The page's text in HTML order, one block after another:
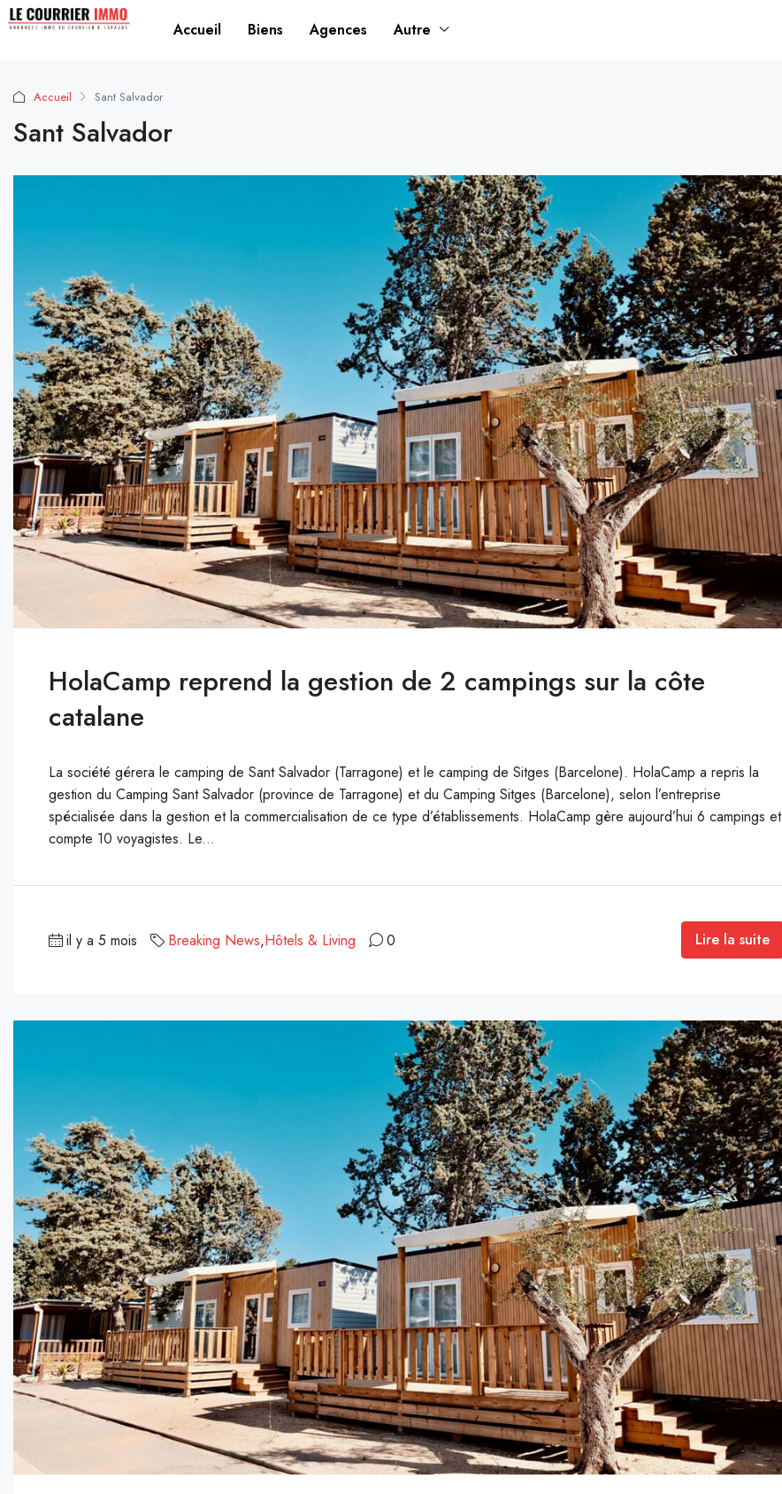
Accueil Biens Agences Autre
Accueil Sant Salvador
Sant Salvador
HolaCamp reprend la gestion de 2 campings sur la côte
catalane
La société gérera le camping de Sant Salvador (Tarragone) et le camping de Sitges (Barcelone). HolaCamp a repris la
gestion du Camping Sant Salvador (province de Tarragone) et du Camping Sitges (Barcelone), selon l’entreprise
spécialisée dans la gestion et la commercialisation de ce type d’établissements. HolaCamp gère aujourd’hui 6 campings et
compte 10 voyagistes. Le...
il y a 5 mois Breaking News,Hôtels & Living 0 Lire la suite